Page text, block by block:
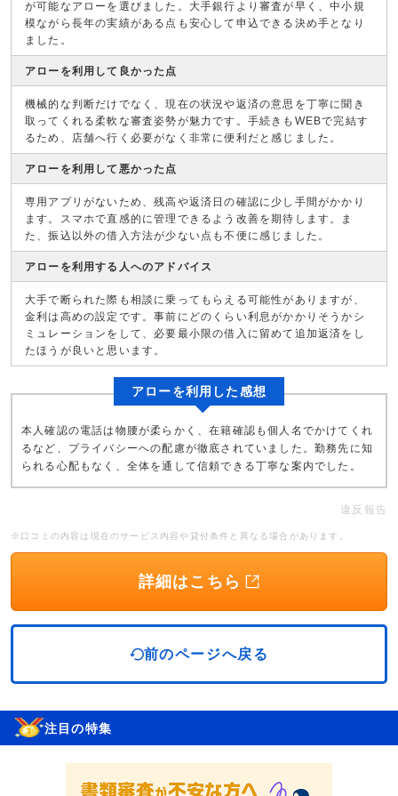
が可能なアローを選びました。大手銀行より審査が早く、中小規
模ながら長年の実績がある点も安心して申込できる決め手となり
ました。
アローを利用して良かった点
機械的な判断だけでなく、現在の状況や返済の意思を丁寧に聞き
取ってくれる柔軟な審査姿勢が魅力です。手続きもWEBで完結す
るため、店舗へ行く必要がなく非常に便利だと感じました。
アローを利用して悪かった点
専用アプリがないため、残高や返済日の確認に少し手間がかかり
ます。スマホで直感的に管理できるよう改善を期待します。ま
た、振込以外の借入方法が少ない点も不便に感じました。
アローを利用する人へのアドバイス
大手で断られた際も相談に乗ってもらえる可能性がありますが、
金利は高めの設定です。事前にどのくらい利息がかかりそうかシ
ミュレーションをして、必要最小限の借入に留めて追加返済をし
たほうが良いと思います。
アローを利用した感想
本人確認の電話は物腰が柔らかく、在籍確認も個人名でかけてくれ
るなど、プライバシーへの配慮が徹底されていました。勤務先に知
られる心配もなく、全体を通して信頼できる丁寧な案内でした。
違反報告
※口コミの内容は現在のサービス内容や貸付条件と異なる場合があります。
詳細はこちら
前のページへ戻る
注目の特集